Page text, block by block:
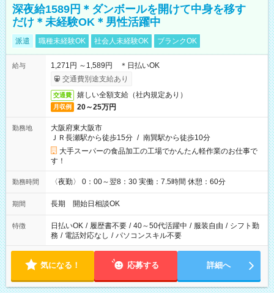
深夜給1589円＊ダンボールを開けて中身を移す
だけ＊未経験OK＊男性活躍中
派遣 職種未経験OK 社会人未経験OK ブランクOK
給与
1,271円 ～1,589円 ＊日払いOK
交通費別途支給あり
交通費 嬉しい全額支給（社内規定あり）
月収例 20～25万円
勤務地
大阪府東大阪市
ＪＲ長瀬駅から徒歩15分 / 南巽駅から徒歩10分
大手スーパーの食品加工の工場でかんたん軽作業のお仕事で
す！
勤務時間 〈夜勤〉 0：00～翌8：30 実働：7.5時間 休憩：60分
期間 長期 開始日相談OK
特徴 日払いOK / 履歴書不要 / 40～50代活躍中 / 服装自由 / シフト勤
務 / 電話対応なし / パソコンスキル不要
気になる！ 応募する 詳細へ